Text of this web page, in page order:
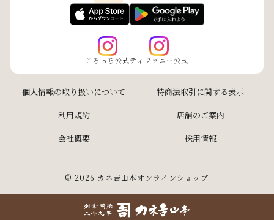
ころっち公式ティファニー公式
個人情報の取り扱いについて
特商法取引に関する表示
利用規約
店舗のご案内
会社概要
採用情報
© 2026 カネ吉山本オンラインショップ